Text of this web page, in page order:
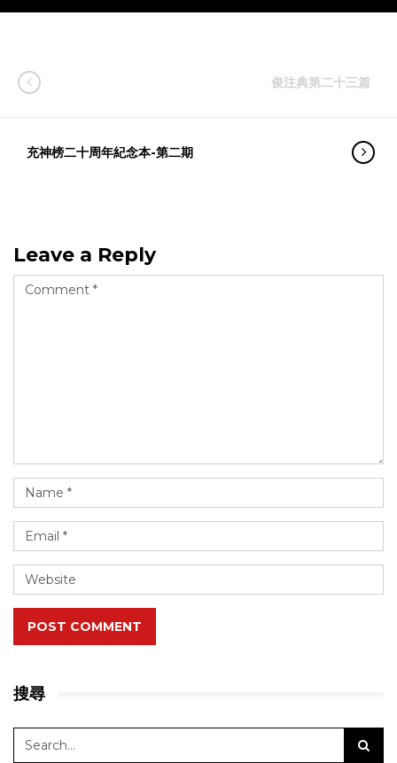
俊注典第二十三篇
充神榜二十周年紀念本-第二期
Leave a Reply
POST COMMENT
搜尋